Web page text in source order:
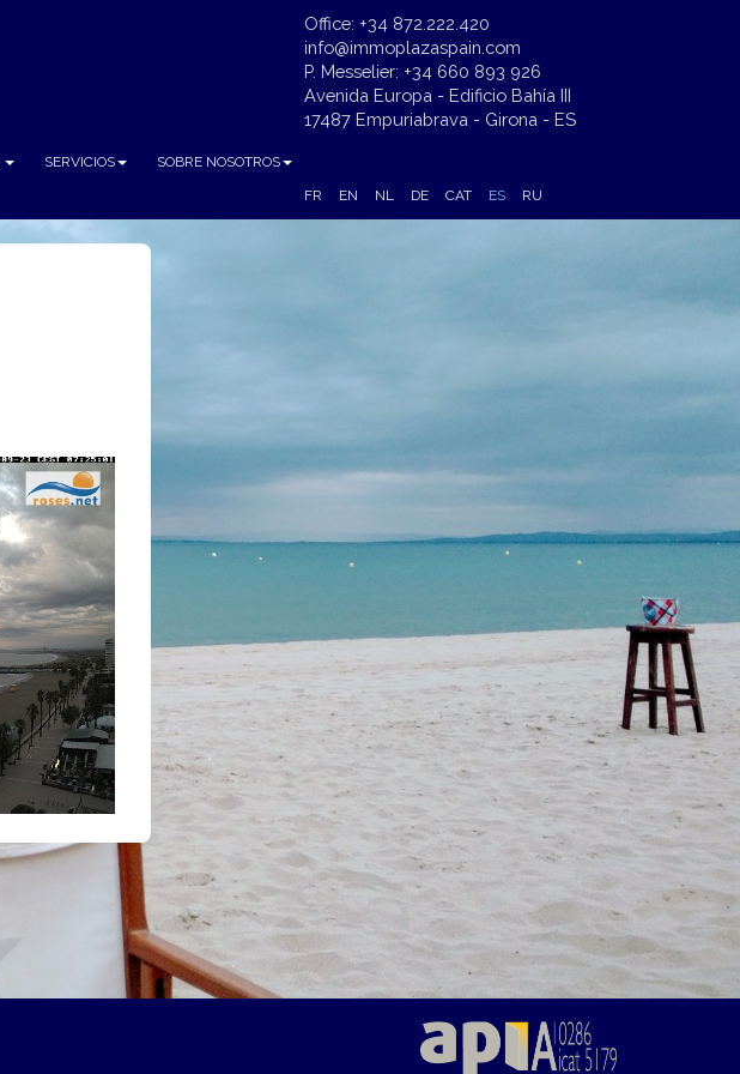
Office: +34 872.222.420
info@immoplazaspain.com
P. Messelier: +34 660 893 926
Avenida Europa - Edificio Bahía III
17487 Empuriabrava - Girona - ES
SERVICIOS
SOBRE NOSOTROS
FR
EN NL DE CAT ES RU